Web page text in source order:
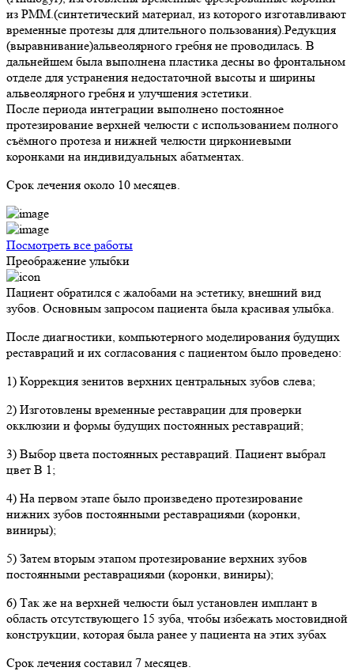
из PMM.(синтетический материал, из которого изготавливают
временные протезы для длительного пользования).Редукция
(выравнивание)альвеолярного гребня не проводилась. В
дальнейшем была выполнена пластика десны во фронтальном
отделе для устранения недостаточной высоты и ширины
альвеолярного гребня и улучшения эстетики.
После периода интеграции выполнено постоянное
протезирование верхней челюсти с использованием полного
съёмного протеза и нижней челюсти циркониевыми
коронками на индивидуальных абатментах.
Срок лечения около 10 месяцев.
Посмотреть все работы
Преображение улыбки
Пациент обратился с жалобами на эстетику, внешний вид
зубов. Основным запросом пациента была красивая улыбка.
После диагностики, компьютерного моделирования будущих
реставраций и их согласования с пациентом было проведено:
1) Коррекция зенитов верхних центральных зубов слева;
2) Изготовлены временные реставрации для проверки
окклюзии и формы будущих постоянных реставраций;
3) Выбор цвета постоянных реставраций. Пациент выбрал
цвет В 1;
4) На первом этапе было произведено протезирование
нижних зубов постоянными реставрациями (коронки,
виниры);
5) Затем вторым этапом протезирование верхних зубов
постоянными реставрациями (коронки, виниры);
6) Так же на верхней челюсти был установлен имплант в
область отсутствующего 15 зуба, чтобы избежать мостовидной
конструкции, которая была ранее у пациента на этих зубах
Срок лечения составил 7 месяцев.